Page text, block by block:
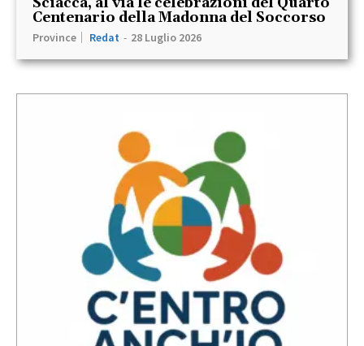
Centenario della Madonna del Soccorso
Province Redat - 28 Luglio 2026